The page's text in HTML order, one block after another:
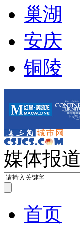
巢湖
安庆
铜陵
媒体报道
首页